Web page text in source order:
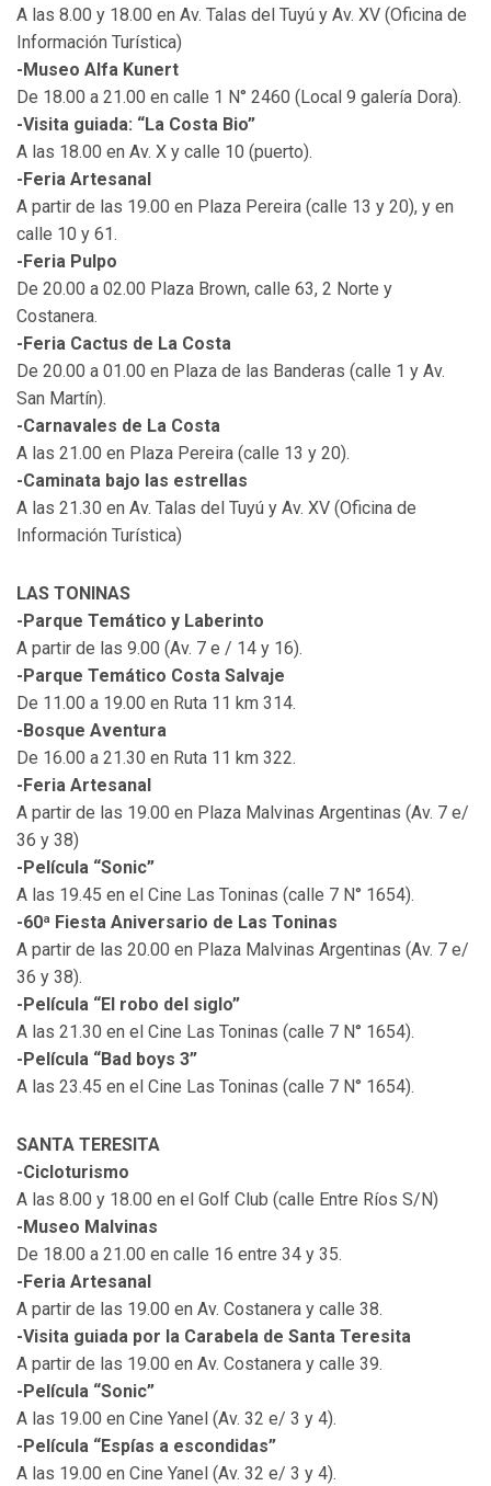
A las 8.00 y 18.00 en Av. Talas del Tuyú y Av. XV (Oficina de
Información Turística)
-Museo Alfa Kunert
De 18.00 a 21.00 en calle 1 N° 2460 (Local 9 galería Dora).
-Visita guiada: “La Costa Bio”
A las 18.00 en Av. X y calle 10 (puerto).
-Feria Artesanal
A partir de las 19.00 en Plaza Pereira (calle 13 y 20), y en
calle 10 y 61.
-Feria Pulpo
De 20.00 a 02.00 Plaza Brown, calle 63, 2 Norte y
Costanera.
-Feria Cactus de La Costa
De 20.00 a 01.00 en Plaza de las Banderas (calle 1 y Av.
San Martín).
-Carnavales de La Costa
A las 21.00 en Plaza Pereira (calle 13 y 20).
-Caminata bajo las estrellas
A las 21.30 en Av. Talas del Tuyú y Av. XV (Oficina de
Información Turística)
LAS TONINAS
-Parque Temático y Laberinto
A partir de las 9.00 (Av. 7 e / 14 y 16).
-Parque Temático Costa Salvaje
De 11.00 a 19.00 en Ruta 11 km 314.
-Bosque Aventura
De 16.00 a 21.30 en Ruta 11 km 322.
-Feria Artesanal
A partir de las 19.00 en Plaza Malvinas Argentinas (Av. 7 e/
36 y 38)
-Película “Sonic”
A las 19.45 en el Cine Las Toninas (calle 7 N° 1654).
-60ª Fiesta Aniversario de Las Toninas
A partir de las 20.00 en Plaza Malvinas Argentinas (Av. 7 e/
36 y 38).
-Película “El robo del siglo”
A las 21.30 en el Cine Las Toninas (calle 7 N° 1654).
-Película “Bad boys 3”
A las 23.45 en el Cine Las Toninas (calle 7 N° 1654).
SANTA TERESITA
-Cicloturismo
A las 8.00 y 18.00 en el Golf Club (calle Entre Ríos S/N)
-Museo Malvinas
De 18.00 a 21.00 en calle 16 entre 34 y 35.
-Feria Artesanal
A partir de las 19.00 en Av. Costanera y calle 38.
-Visita guiada por la Carabela de Santa Teresita
A partir de las 19.00 en Av. Costanera y calle 39.
-Película “Sonic”
A las 19.00 en Cine Yanel (Av. 32 e/ 3 y 4).
-Película “Espías a escondidas”
A las 19.00 en Cine Yanel (Av. 32 e/ 3 y 4).